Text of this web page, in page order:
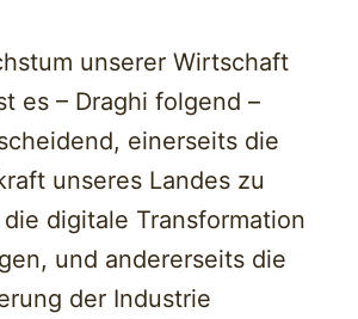
unserer Wirtschaft
es – Draghi folgend –
einerseits die
unseres Landes zu
digitale Transformation
und andererseits die
der Industrie